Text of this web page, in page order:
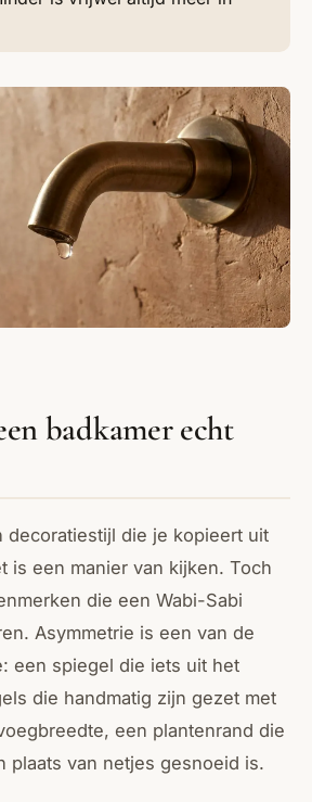
badkamer echt
decoratiestijl die je kopieert uit
is een manier van kijken. Toch
die een Wabi-Sabi
Asymmetrie is een van de
een spiegel die iets uit het
die handmatig zijn gezet met
een plantenrand die
plaats van netjes gesnoeid is.